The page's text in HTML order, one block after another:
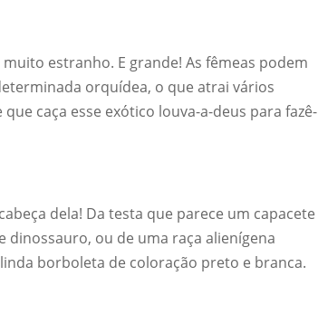
estranho. E grande! As fêmeas podem
orquídea, o que atrai vários
caça esse exótico louva-a-deus para fazê-
dela! Da testa que parece um capacete
ou de uma raça alienígena
borboleta de coloração preto e branca.